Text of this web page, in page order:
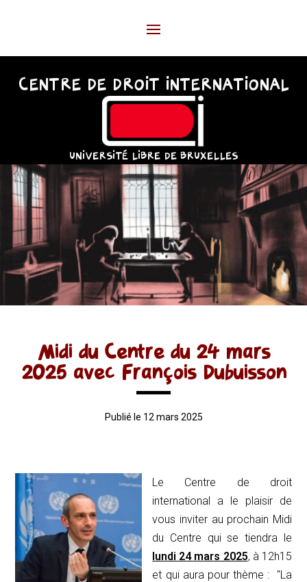
CENTRE DE DROIT INTERNATIONAL
UNIVERSITÉ LIBRE DE BRUXELLES
Midi du Centre du 24 mars
2025 avec François Dubuisson
Publié le 12 mars 2025
Le Centre de droit
international a le plaisir de
vous inviter au prochain Midi
du Centre qui se tiendra le
lundi 24 mars 2025, à 12h15
et qui aura pour thème : "La